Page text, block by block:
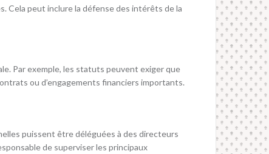
Cela peut inclure la défense des intérêts de la
Par exemple, les statuts peuvent exiger que
ou d’engagements financiers importants.
puissent être déléguées à des directeurs
de superviser les principaux